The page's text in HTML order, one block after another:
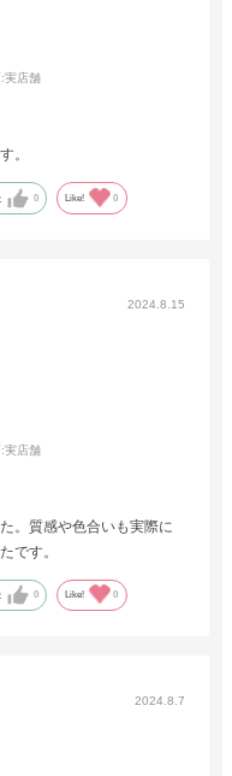
実店舗
。
0 Like! 0
2024.8.15
実店舗
。質感や色合いも実際に
です。
0 Like! 0
2024.8.7